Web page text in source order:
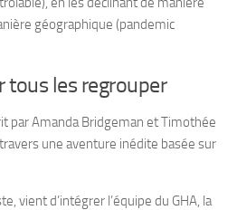
géographique (pandemic
tous les regrouper
par Amanda Bridgeman et Timothée
une aventure inédite basée sur
vient d’intégrer l’équipe du GHA, la